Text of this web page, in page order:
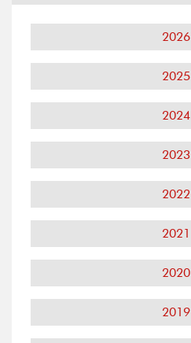
2026
2025
2024
2023
2022
2021
2020
2019